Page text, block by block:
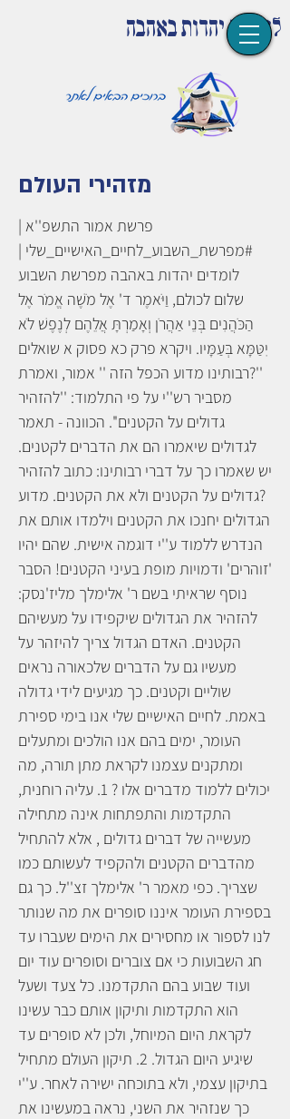
לומדים יהדות באהבה
מזהירי העולם
פרשת אמור התשפ''א |
#מפרשת_השבוע_לחיים_האישיים_שלי |
לומדים יהדות באהבה מפרשת השבוע
שלום לכולם, וַיֹּאמֶר ד' אֶל מֹשֶׁה אֱמֹר אֶל
הַכֹּהֲנִים בְּנֵי אַהֲרֹן וְאָמַרְתָּ אֲלֵהֶם לְנֶפֶשׁ לֹא
יִטַּמָּא בְּעַמָּיו. ויקרא פרק כא פסוק א שואלים
רבותינו מדוע הכפל הזה '' אמור, ואמרת?''
מסביר רש''י על פי התלמוד: ''להזהיר
גדולים על הקטנים''. הכוונה - תאמר
לגדולים שיאמרו הם את הדברים לקטנים.
יש שאמרו כך על דברי רבותינו: כתוב להזהיר
גדולים על הקטנים ולא את הקטנים. מדוע?
הגדולים יחנכו את הקטנים וילמדו אותם את
הנדרש ללמוד ע''י דוגמה אישית. שהם יהיו
'זוהרים' ודמויות מופת בעיני הקטנים! הסבר
נוסף שראיתי בשם ר' אלימלך מליז'נסק:
להזהיר את הגדולים שיקפידו על מעשיהם
הקטנים. האדם הגדול צריך להיזהר על
מעשיו גם על הדברים שלכאורה נראים
שוליים וקטנים. כך מגיעים לידי גדולה
באמת. לחיים האישיים שלי אנו בימי ספירת
העומר, ימים בהם אנו הולכים ומתעלים
ומתקנים עצמנו לקראת מתן תורה, מה
יכולים ללמוד מדברים אלו ? 1. עליה רוחנית,
התקדמות והתפתחות אינה מתחילה
מעשייה של דברים גדולים , אלא להתחיל
מהדברים הקטנים ולהקפיד לעשותם כמו
שצריך. כפי מאמר ר' אלימלך זצ''ל. כך גם
בספירת העומר איננו סופרים את מה שנותר
לנו לספור או מחסירים את הימים שעברו עד
חג השבועות כי אם צוברים וסופרים עוד יום
ועוד שבוע בהם התקדמנו. כל צעד ושעל
הוא התקדמות ותיקון אותם כבר עשינו
לקראת היום המיוחל, ולכן לא סופרים עד
שיגיע היום הגדול. 2. תיקון העולם מתחיל
בתיקון עצמי, ולא בתוכחה ישירה לאחר. ע''י
כך שנזהיר את השני, נראה במעשינו את